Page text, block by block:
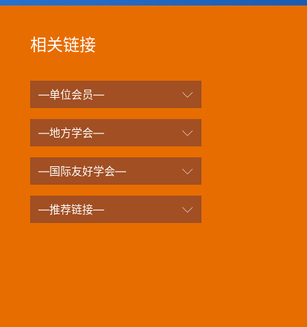
相关链接
—单位会员—
—地方学会—
—国际友好学会—
—推荐链接—